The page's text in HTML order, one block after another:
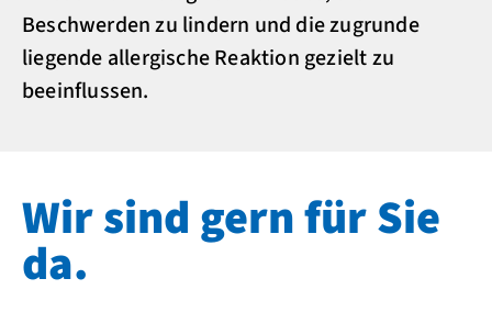
Beschwerden zu lindern und die zugrunde
liegende allergische Reaktion gezielt zu
beeinflussen.
Wir sind gern für Sie
da.